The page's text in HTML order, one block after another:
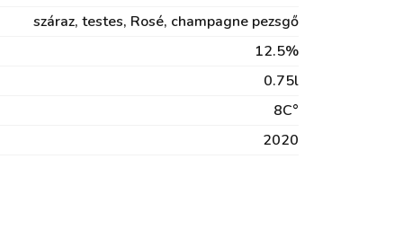
száraz, testes, Rosé, champagne pezsgő
12.5%
0.75l
8C°
2020